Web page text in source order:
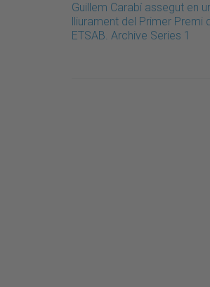
Guillem Carabí assegut en
lliurament del Primer Premi
ETSAB. Archive Series 1